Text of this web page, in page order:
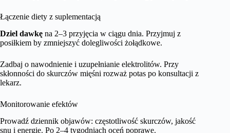
Łączenie diety z suplementacją
Dziel dawkę na 2–3 przyjęcia w ciągu dnia. Przyjmuj z
posiłkiem by zmniejszyć dolegliwości żołądkowe.
Zadbaj o nawodnienie i uzupełnianie elektrolitów. Przy
skłonności do skurczów mięśni rozważ potas po konsultacji z
lekarz.
Monitorowanie efektów
Prowadź dziennik objawów: częstotliwość skurczów, jakość
snu i energię. Po 2–4 tygodniach oceń poprawę.